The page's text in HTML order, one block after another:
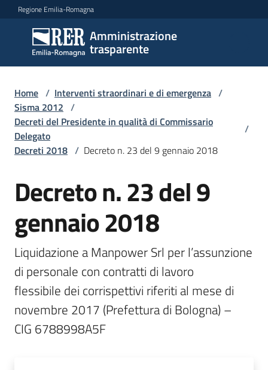
Vai al contenuto
Vai alla navigazione
Vai al footer
Regione Emilia-Romagna
Amministrazione
trasparente
Amministrazione
trasparente
Sottosezioni
Accesso
Home / Interventi straordinari e di emergenza /
Sisma 2012 /
Decreti del Presidente in qualità di Commissario
Delegato
/
Decreti 2018 / Decreto n. 23 del 9 gennaio 2018
Decreto n. 23 del 9
gennaio 2018
Liquidazione a Manpower Srl per l’assunzione
di personale con contratti di lavoro
flessibile dei corrispettivi riferiti al mese di
novembre 2017 (Prefettura di Bologna) –
CIG 6788998A5F